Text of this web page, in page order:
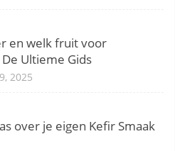
en welk fruit voor
Ultieme Gids
2025
over je eigen Kefir Smaak